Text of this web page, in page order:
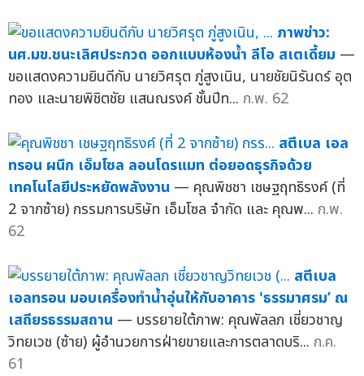
ภาพข่าว:
นศ.มข.ชนะเลิศประกวด ออกแบบห้องน้ำ ลีโอ สเตเดี้ยม —
ขอแสดงความยินดีกับ นายวิศรุต ภู่สูงเนิน, นายชัยนิรันดร์ อุต
ทอง และนายพิชิตชัย แสนณรงค์ ชั้นปีท... ก.พ. 62
สตีเบล เอล
ทรอน ผนึก เอ็มโซล ลอนโดรแมท ต่อยอดธุรกิจด้วย
เทคโนโลยีประหยัดพลังงาน — คุณพิชชา เชษฐฤทธิรงค์ (ที่
2 จากซ้าย) กรรมการบริษัท เอ็มโซล จำกัด และ คุณพ... ก.พ.
62
สตีเบล
เอลทรอน มอบเครื่องทำน้ำอุ่นให้กับอาคาร 'ธรรมาศรม’ ณ
เสถียรธรรมสถาน — บรรยายใต้ภาพ: คุณพัลลภ เชี่ยวชาญ
วิทยเวช (ซ้าย) ผู้อำนวยการฝ่ายขายและการตลาดบริ... ก.ค.
61